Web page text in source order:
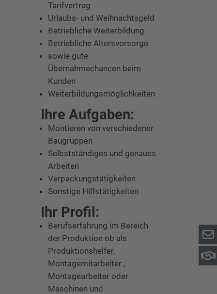
Tarifvertrag
Urlaubs- und Weihnachtsgeld
Betriebliche Weiterbildung
Betriebliche Altersvorsorge
sowie gute
Übernahmechancen beim
Kunden
Weiterbildungsmöglichkeiten
Ihre Aufgaben:
Montieren von verschiedener
Baugruppen
Selbstständiges und genaues
Arbeiten
Verpackungstätigkeiten
Sonstige Hilfstätigkeiten
Ihr Profil:
Berufserfahrung im Bereich
der Produktion ob als
Produktionshelfer,
Montagemitarbeiter ,
Montagearbeiter oder
Maschinen und